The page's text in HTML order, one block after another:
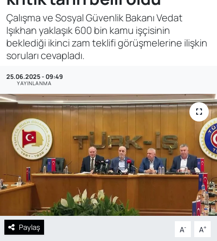
Çalışma ve Sosyal Güvenlik Bakanı Vedat
Işıkhan yaklaşık 600 bin kamu işçisinin
beklediği ikinci zam teklifi görüşmelerine ilişkin
soruları cevapladı.
25.06.2025 - 09:49
YAYINLANMA
Paylaş A- A+
ASAYİŞ
SAĞLIK
Haber Arşivi